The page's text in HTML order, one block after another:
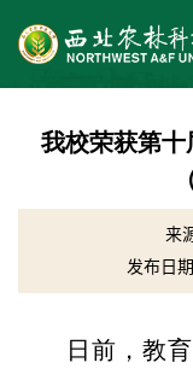
我校荣获第
来
发布日
日前，教